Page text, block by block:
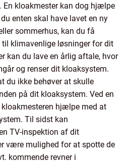
En kloakmester kan dog hjælpe
enten skal have lavet en ny
sommerhus, kan du få
klimavenlige løsninger for dit
kan du lave en årlig aftale, hvor
og renser dit kloaksystem.
du ikke behøver at skulle
på dit kloaksystem. Ved en
hjælpe med at
Til sidst kan
TV-inspektion af dit
være mulighed for at spotte de
kommende revner i